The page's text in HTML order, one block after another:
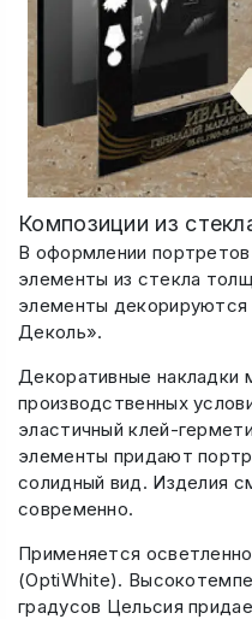
Композиции из
В оформлении
элементы из стекла
элементы декорируются
Деколь».
Декоративные накладки
производственных
эластичный клей-
элементы придают
солидный вид. Изделия
современно.
Применяется
(OptiWhite).
градусов Цельсия